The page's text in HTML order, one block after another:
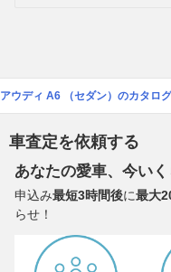
アウディ A6 （セダン）のカタロ
車査定を依頼する
あなたの愛車、今いく
申込み最短3時間後に最大
らせ！